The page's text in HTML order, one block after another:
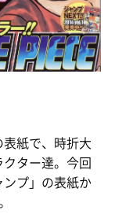
紙で、時折大
ター達。今回
プ」の表紙か